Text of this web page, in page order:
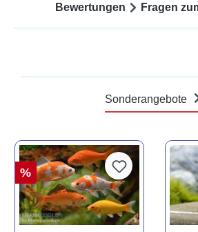
Bewertungen Fragen
Sonderangebote
%